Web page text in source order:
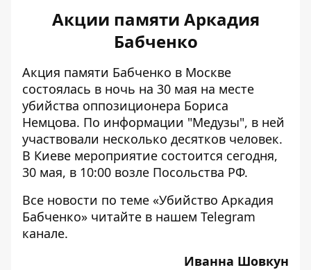
Акции памяти Аркадия
Бабченко
Акция памяти Бабченко в Москве
состоялась в ночь на 30 мая на месте
убийства оппозиционера Бориса
Немцова. По информации "Медузы", в ней
участвовали несколько десятков человек.
В Киеве мероприятие состоится сегодня,
30 мая, в 10:00 возле Посольства РФ.
Все новости по теме «Убийство Аркадия
Бабченко» читайте в нашем Telegram
канале.
Иванна Шовкун